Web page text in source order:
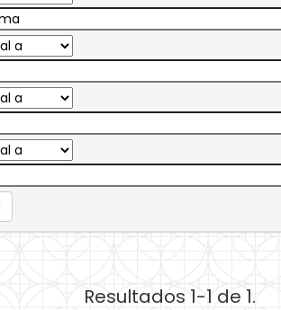
Resultados 1-1 de 1.